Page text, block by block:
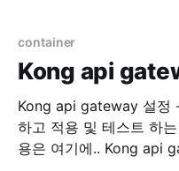
Golang library. 기존 코드 수정이 필요해서 README 를
읽기
container
Kong api
Kong api gateway 설정 - 2 여기서는 플러그인
하고 적용 및 테스트 하는 과
용은 여기에.. Kong api gateway 설정 - 1 | 9to5의 개발